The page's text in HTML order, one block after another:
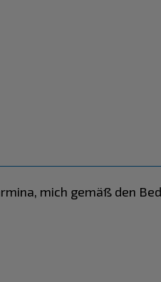
mich gemäß den